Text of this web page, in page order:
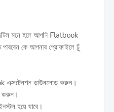
মনে হলে আপনি Flatbook
পারবেন কে আপনার প্রোফাইলে ঢুঁ
এক্সটেনশন ডাউনলোড করুন।
করুন।
হয়ে যাবে।